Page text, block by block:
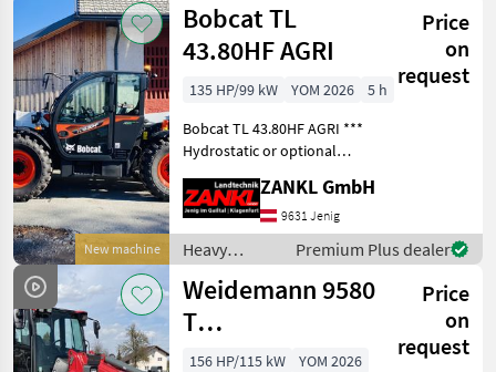
New machine
Bobcat TL
43.80HF AGRI
Price
on
request
135 HP/99 kW YOM 2026
5 h
Bobcat TL 43.80HF AGRI ***
Hydrostatic or optional
power-split CVT
transmission available -
Available on short notice
upon request - Bobca
ZANKL GmbH
9631 Jenig
Heavy
equipment/
construction
machines /
Bobcat
Premium Plus dealer
Weidemann 9580
T
Teleskopradlader
Price
on
request
156 HP/115 kW
YOM 2026